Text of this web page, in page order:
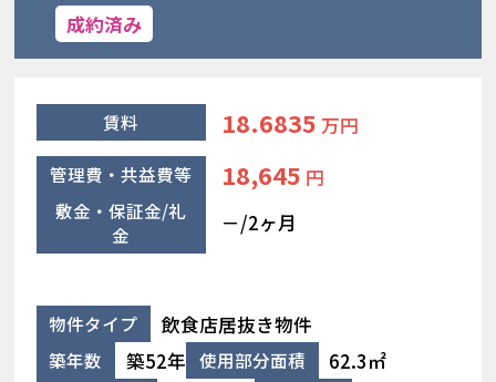
成約済み
賃料 18.6835 万円
管理費・共益費等 18,645 円
敷金・保証金/礼
金
－/2ヶ月
物件タイプ 飲食店居抜き物件
築年数 築52年 使用部分面積 62.3㎡